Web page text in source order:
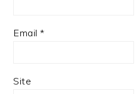
Email*
Site